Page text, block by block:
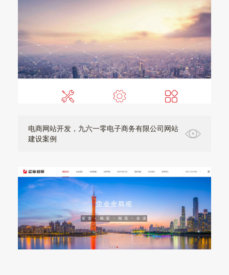
电商网站开发，九六一零电子商务有限公司网站
建设案例